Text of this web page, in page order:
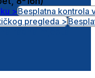
>Besplatna kontrola
pregleda >